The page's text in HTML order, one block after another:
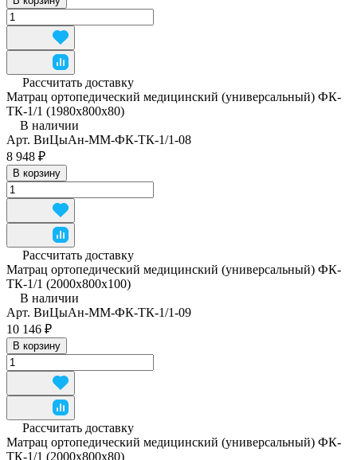
Рассчитать доставку
Матрац ортопедический медицинский (универсальный) ФК-
ТК-1/1 (1980x800x80)
В наличии
Арт. ВиЦыАн-ММ-ФК-ТК-1/1-08
8 948 ₽
В корзину
Рассчитать доставку
Матрац ортопедический медицинский (универсальный) ФК-
ТК-1/1 (2000x800x100)
В наличии
Арт. ВиЦыАн-ММ-ФК-ТК-1/1-09
10 146 ₽
В корзину
Рассчитать доставку
Матрац ортопедический медицинский (универсальный) ФК-
ТК-1/1 (2000x800x80)